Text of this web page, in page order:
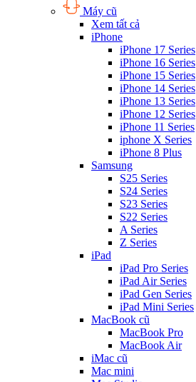
Máy cũ
Xem tất cả
iPhone
iPhone 17 Series
iPhone 16 Series
iPhone 15 Series
iPhone 14 Series
iPhone 13 Series
iPhone 12 Series
iPhone 11 Series
iphone X Series
iPhone 8 Plus
Samsung
S25 Series
S24 Series
S23 Series
S22 Series
A Series
Z Series
iPad
iPad Pro Series
iPad Air Series
iPad Gen Series
iPad Mini Series
MacBook cũ
MacBook Pro
MacBook Air
iMac cũ
Mac mini